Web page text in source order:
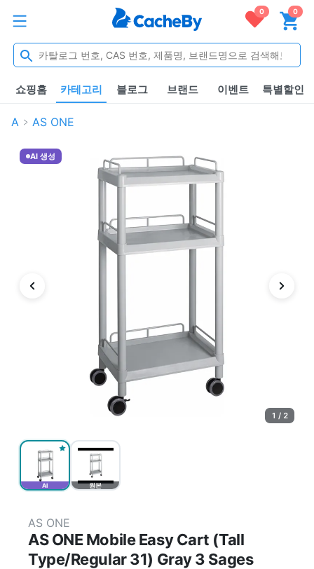
0 0
쇼핑홈 카테고리 블로그 브랜드 이벤트 특별할인
A AS ONE
AI 원본
AI 생성
1 / 2
AS ONE
AS ONE Mobile Easy Cart (Tall
Type/Regular 31) Gray 3 Sages